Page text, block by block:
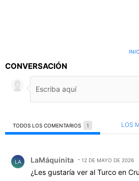
CONVERSACIÓN
TODOS LOS COMENTARIOS 1 LOS
LA LaMáquinita 12 DE MAYO DE 2026
¿Les gustaría ver al Turco en